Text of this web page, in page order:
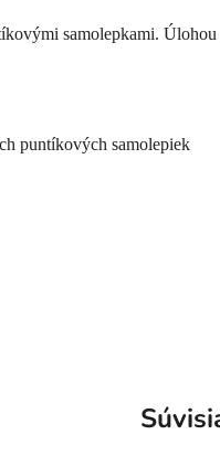
samolepkami.
puntíkových samolepiek